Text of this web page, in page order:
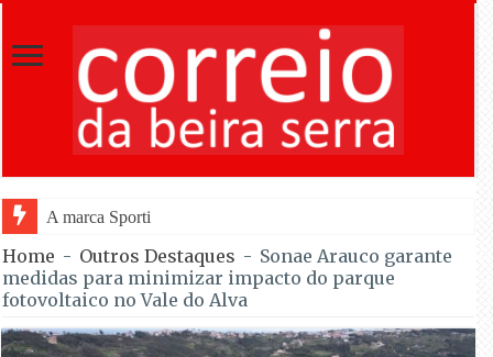
A marca Sporting em todo o mundo está a cresce
Home - Outros Destaques - Sonae Arauco garante
medidas para minimizar impacto do parque
fotovoltaico no Vale do Alva